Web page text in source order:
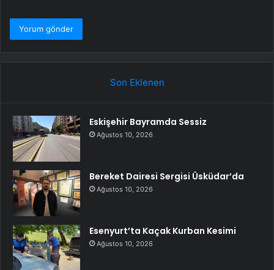
Son Eklenen
Eskişehir Bayramda Sessiz
Ağustos 10, 2026
Bereket Dairesi Sergisi Üsküdar’da
Ağustos 10, 2026
Esenyurt’ta Kaçak Kurban Kesimi
Ağustos 10, 2026